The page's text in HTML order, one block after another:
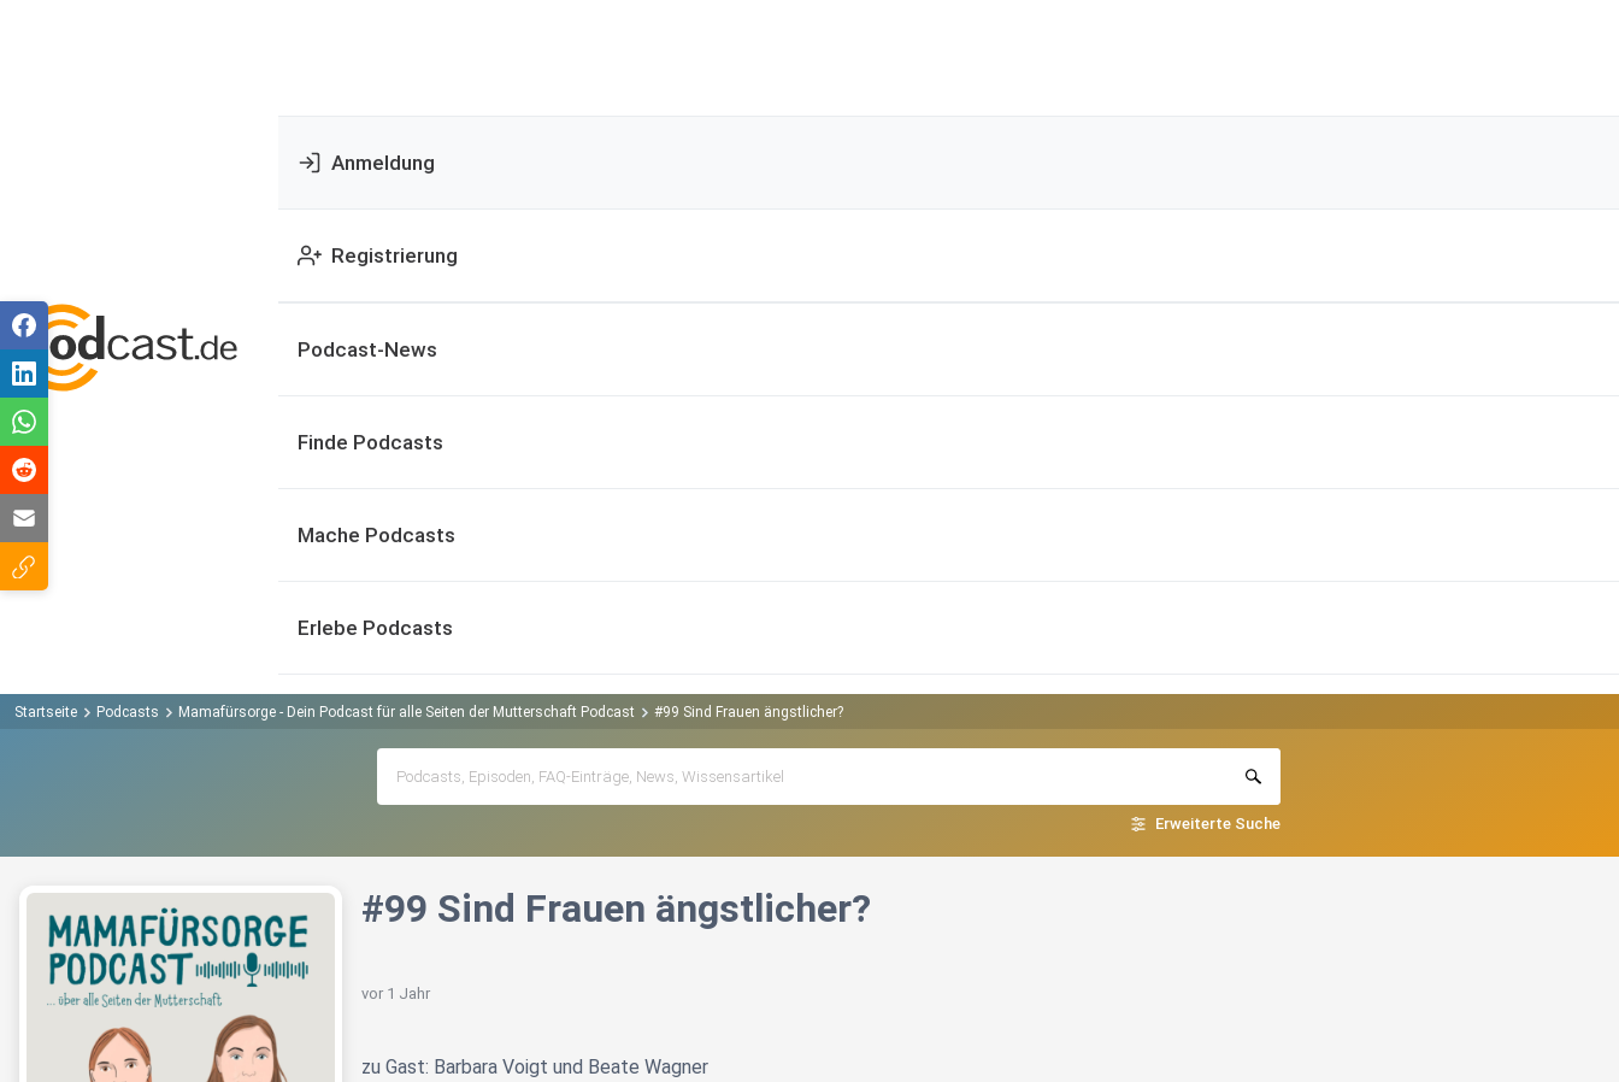
Anmeldung
Registrierung
Podcast-News
Finde Podcasts
Mache Podcasts
Erlebe Podcasts
Startseite Podcasts Mamafürsorge - Dein Podcast für alle Seiten der Mutterschaft Podcast #99 Sind Frauen ängstlicher?
Erweiterte Suche
#99 Sind Frauen ängstlicher?
vor 1 Jahr
zu Gast: Barbara Voigt und Beate Wagner